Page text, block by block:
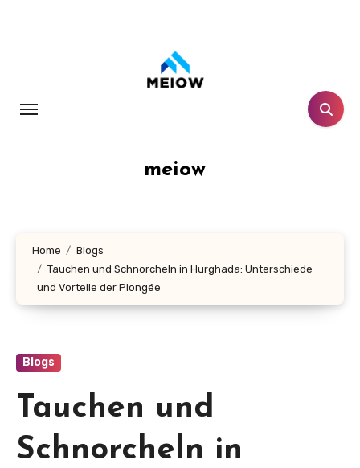
meiow
Home
Blogs
Tauchen und Schnorcheln in Hurghada: Unterschiede
und Vorteile der Plongée
Blogs
Tauchen und
Schnorcheln in